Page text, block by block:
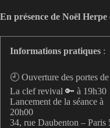
En présence de Noël
Informations pratiques :
🕘 Ouverture des portes de
La clef revival 🔑 à 19h30
Lancement de la séance à
20h00
34, rue Daubenton – Paris